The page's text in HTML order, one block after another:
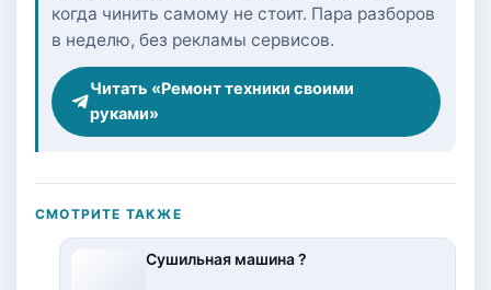
когда чинить самому не стоит. Пара разборов
в неделю, без рекламы сервисов.
Читать «Ремонт техники своими
руками»
СМОТРИТЕ ТАКЖЕ
Сушильная машина ?